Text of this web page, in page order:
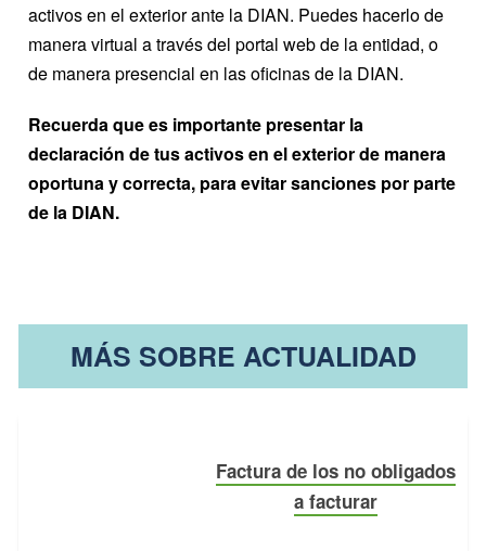
activos en el exterior ante la DIAN. Puedes hacerlo de
manera virtual a través del portal web de la entidad, o
de manera presencial en las oficinas de la DIAN.
Recuerda que es importante presentar la
declaración de tus activos en el exterior de manera
oportuna y correcta, para evitar sanciones por parte
de la DIAN.
MÁS SOBRE ACTUALIDAD
Factura de los no obligados
a facturar